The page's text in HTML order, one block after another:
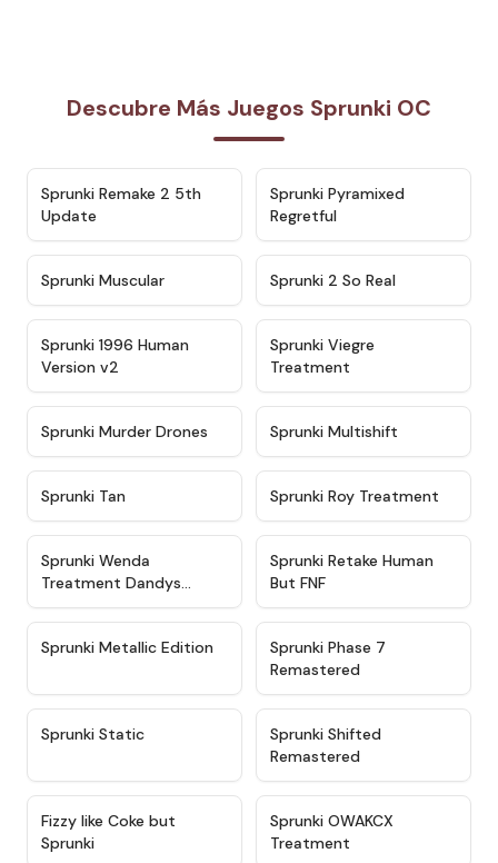
Descubre Más Juegos Sprunki OC
★ 4.7
Sprunki Remake 2 5th
Update
Sprunki Pyramixed
Regretful
Sprunki Muscular Sprunki 2 So Real
★
Sprunki 1996 Human
Version v2
Sprunki Viegre
Treatment
★ 4.6
Sprunki Murder Drones Sprunki Multishift
Sprunki Tan ★ 4.6
Sprunki Roy Treatment
Sprunki Wenda
Treatment Dandys
World Style
★ 4.4
Sprunki Retake Human
But FNF
★ 4.6
Sprunki Metallic Edition
Sprunki Phase 7
Remastered
Sprunki Static
Sprunki Shifted
Remastered
Fizzy like Coke but
Sprunki
Sprunki OWAKCX
Treatment